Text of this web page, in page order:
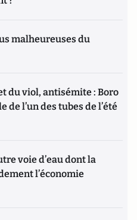
malheureuses du
du viol, antisémite : Boro
de l’un des tubes de l’été
voie d’eau dont la
l’économie